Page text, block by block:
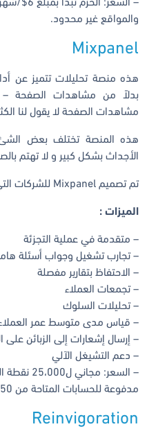
والمواقع غير محدود.
Mixpanel
هذه منصة تحليلات تتميز عن
بدلاً من مشاهدات الصفحة –
مشاهدات الصفحة لا يقول لنا
هذه المنصة تختلف بعض
الأجداث بشكل كبير و لا تهتم
تم تصميم Mixpanel للشركات التي تبيع المنتجات و / أو الخدمات.
الميزات :
– متقدمة في عملية التجزئة
– تجارب تشغيل وجواب أسئلة
– الاحتفاظ بتقارير مفصلة
– تجمعات العملاء
– تحليلات السلوك
– قياس مدى متوسط عمر
– إرسال إشعارات إلى الزبائن
– دعم التشيغل الآلي
مدفوعة للحسابات المتاحة من 150$ /شهرياً.
Reinvigoration